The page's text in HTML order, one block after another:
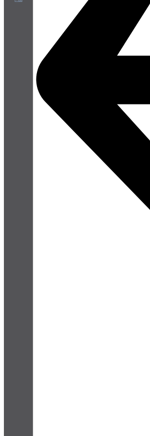
Términos de servicio
Política de privacidad
Política de cookies
Configuración de cookies
Informe técnico de seguridad y privacidad